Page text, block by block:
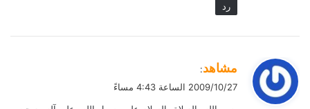
رد
مشاهد:
2009/10/27 الساعة 4:43 مساءً